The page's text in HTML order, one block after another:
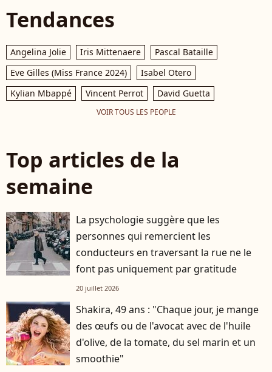
Tendances
Angelina Jolie Iris Mittenaere
Pascal Bataille
Eve Gilles (Miss France 2024)
Isabel Otero
Kylian Mbappé
Vincent Perrot David Guetta
VOIR TOUS LES PEOPLE
Top articles de la
semaine
La psychologie suggère que les
personnes qui remercient les
conducteurs en traversant la rue ne le
font pas uniquement par gratitude
20 juillet 2026
Shakira, 49 ans : "Chaque jour, je mange
des œufs ou de l'avocat avec de l'huile
d'olive, de la tomate, du sel marin et un
smoothie"